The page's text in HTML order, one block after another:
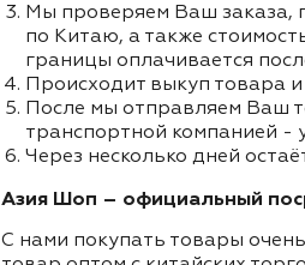
Мы проверяем Ваш заказа,
по Китаю, а также
границы оплачивается
Происходит выкуп товара
После мы отправляем Ваш
транспортной компанией -
Через несколько дней
Азия Шоп – официальный
С нами покупать товары